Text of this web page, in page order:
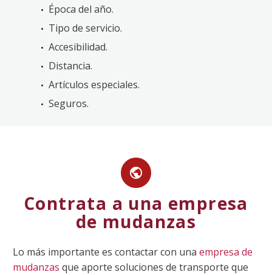
Época del año.
Tipo de servicio.
Accesibilidad.
Distancia.
Artículos especiales.
Seguros.


Contrata a una empresa
de mudanzas
Lo más importante es contactar con una empresa de
mudanzas que aporte soluciones de transporte que